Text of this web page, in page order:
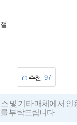
추천 97
및 기타 매체에서 인
부탁드립니다